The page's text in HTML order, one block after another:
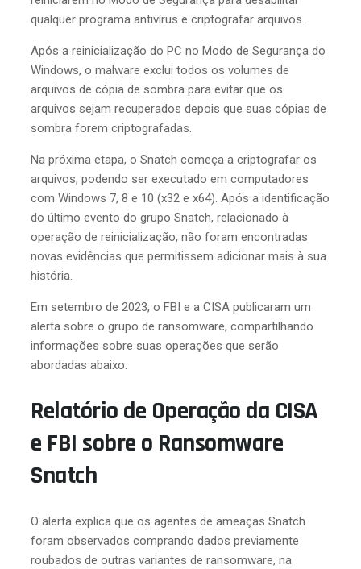
qualquer programa antivírus e criptografar arquivos.
Após a reinicialização do PC no Modo de Segurança do
Windows, o malware exclui todos os volumes de
arquivos de cópia de sombra para evitar que os
arquivos sejam recuperados depois que suas cópias de
sombra forem criptografadas.
Na próxima etapa, o Snatch começa a criptografar os
arquivos, podendo ser executado em computadores
com Windows 7, 8 e 10 (x32 e x64). Após a identificação
do último evento do grupo Snatch, relacionado à
operação de reinicialização, não foram encontradas
novas evidências que permitissem adicionar mais à sua
história.
Em setembro de 2023, o FBI e a CISA publicaram um
alerta sobre o grupo de ransomware, compartilhando
informações sobre suas operações que serão
abordadas abaixo.
Relatório de Operação da CISA
e FBI sobre o Ransomware
Snatch
O alerta explica que os agentes de ameaças Snatch
foram observados comprando dados previamente
roubados de outras variantes de ransomware, na